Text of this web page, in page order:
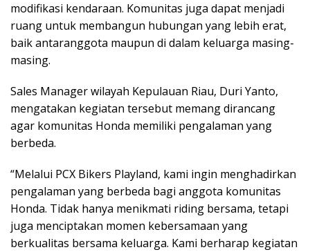
modifikasi kendaraan. Komunitas juga dapat menjadi
ruang untuk membangun hubungan yang lebih erat,
baik antaranggota maupun di dalam keluarga masing-
masing.
Sales Manager wilayah Kepulauan Riau, Duri Yanto,
mengatakan kegiatan tersebut memang dirancang
agar komunitas Honda memiliki pengalaman yang
berbeda.
“Melalui PCX Bikers Playland, kami ingin menghadirkan
pengalaman yang berbeda bagi anggota komunitas
Honda. Tidak hanya menikmati riding bersama, tetapi
juga menciptakan momen kebersamaan yang
berkualitas bersama keluarga. Kami berharap kegiatan